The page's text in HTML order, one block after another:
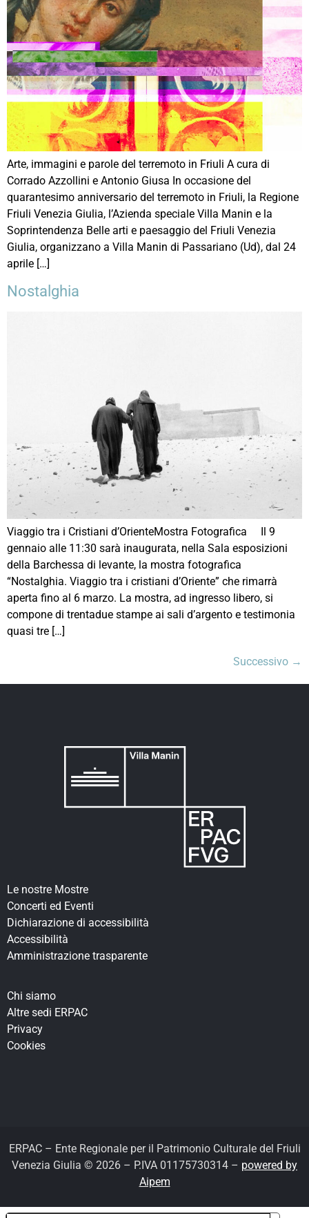
Arte, immagini e parole del terremoto in Friuli A cura di
Corrado Azzollini e Antonio Giusa In occasione del
quarantesimo anniversario del terremoto in Friuli, la Regione
Friuli Venezia Giulia, l’Azienda speciale Villa Manin e la
Soprintendenza Belle arti e paesaggio del Friuli Venezia
Giulia, organizzano a Villa Manin di Passariano (Ud), dal 24
aprile […]
Nostalghia
Viaggio tra i Cristiani d’OrienteMostra Fotografica Il 9
gennaio alle 11:30 sarà inaugurata, nella Sala esposizioni
della Barchessa di levante, la mostra fotografica
“Nostalghia. Viaggio tra i cristiani d’Oriente” che rimarrà
aperta fino al 6 marzo. La mostra, ad ingresso libero, si
compone di trentadue stampe ai sali d’argento e testimonia
quasi tre […]
Successivo →
Le nostre Mostre
Concerti ed Eventi
Dichiarazione di accessibilità
Accessibilità
Amministrazione trasparente
Chi siamo
Altre sedi ERPAC
Privacy
Cookies
ERPAC – Ente Regionale per il Patrimonio Culturale del Friuli
Venezia Giulia © 2026 – P.IVA 01175730314 – powered by
Aipem